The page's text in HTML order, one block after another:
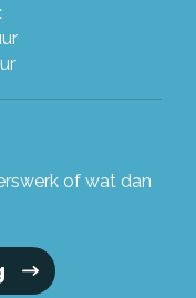
of wat dan